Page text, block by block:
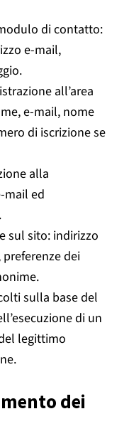
di contatto:
e-mail,
all’area
e-mail, nome
di iscrizione se
alla
mail ed
sul sito: indirizzo
preferenze dei
sulla base del
di un
legittimo
dei